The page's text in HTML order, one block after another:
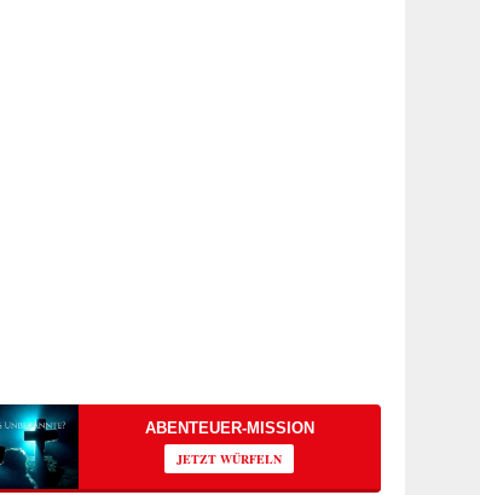
ABENTEUER-MISSION
JETZT WÜRFELN